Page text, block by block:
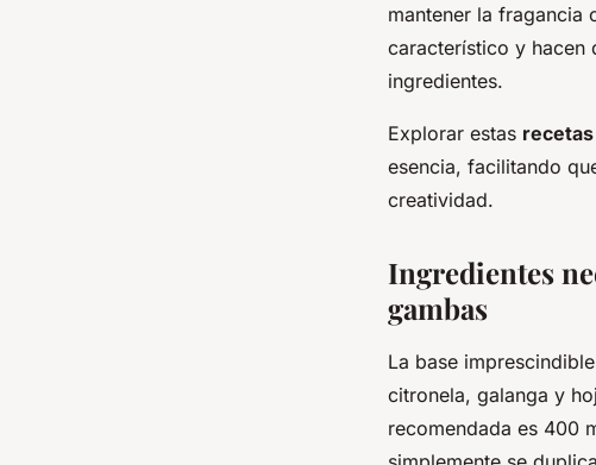
mantener la fragancia
característico y hacen
ingredientes.
Explorar estas
esencia, facilitando
creatividad.
Ingredientes
gambas
La base
citronela, galanga y
recomendada es 400